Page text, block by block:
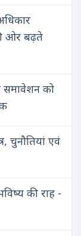
ओर बढ़ते
समावेशन को
चुनौतियां एवं
की राह -